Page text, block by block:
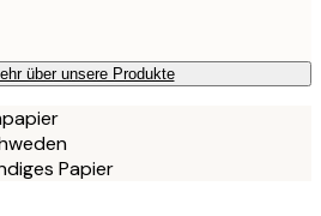
über unsere Produkte
Papier